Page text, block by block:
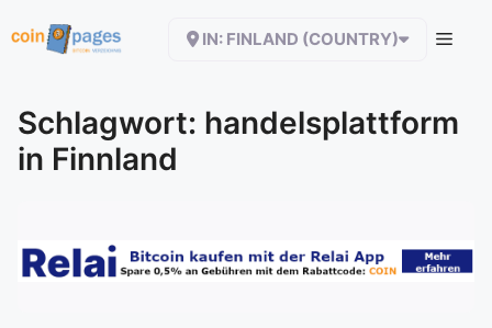
Inhalt
IN: FINLAND (COUNTRY)
Schlagwort: handelsplattform
in Finnland